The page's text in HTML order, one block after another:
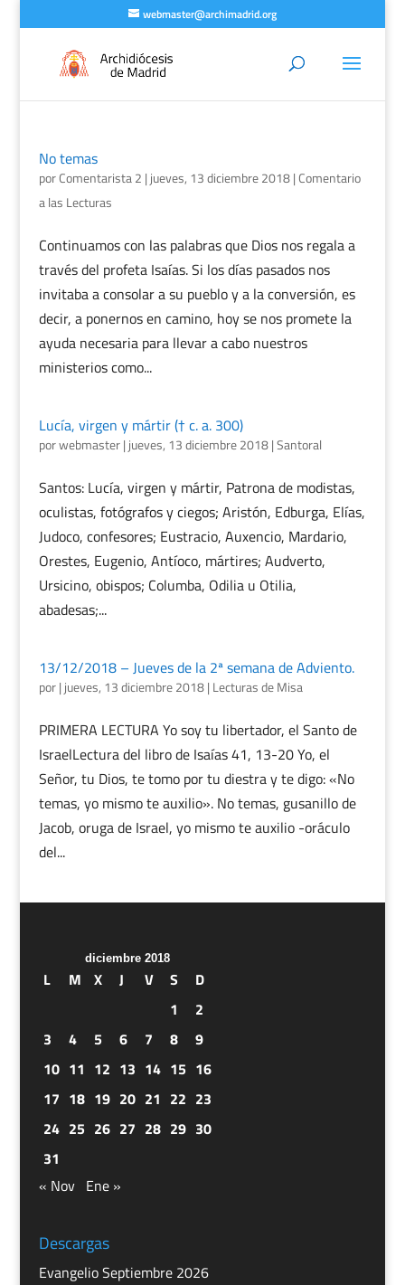
webmaster@archimadrid.org
No temas
porComentarista 2 | jueves, 13 diciembre 2018|Comentario
a las Lecturas
Continuamos con las palabras que Dios nos regala a
través del profeta Isaías. Si los días pasados nos
invitaba a consolar a su pueblo y a la conversión, es
decir, a ponernos en camino, hoy se nos promete la
ayuda necesaria para llevar a cabo nuestros
ministerios como...
Lucía, virgen y mártir († c. a. 300)
porwebmaster| jueves, 13 diciembre 2018|Santoral
Santos: Lucía, virgen y mártir, Patrona de modistas,
oculistas, fotógrafos y ciegos; Aristón, Edburga, Elías,
Judoco, confesores; Eustracio, Auxencio, Mardario,
Orestes, Eugenio, Antíoco, mártires; Audverto,
Ursicino, obispos; Columba, Odilia u Otilia,
abadesas;...
13/12/2018 – Jueves de la 2ª semana de Adviento.
por| jueves, 13 diciembre 2018| Lecturas de Misa
PRIMERA LECTURA Yo soy tu libertador, el Santo de
IsraelLectura del libro de Isaías 41, 13-20 Yo, el
Señor, tu Dios, te tomo por tu diestra y te digo: «No
temas, yo mismo te auxilio». No temas, gusanillo de
Jacob, oruga de Israel, yo mismo te auxilio -oráculo
del...
diciembre 2018
L M X J V S
D
1
2
3
4 5 6 7 8
9
10 11 12 13 14 15 16
17 18 19 20 21 22 23
24 25 26 27 28 29 30
31
« Nov Ene »
Descargas
Evangelio Septiembre 2026